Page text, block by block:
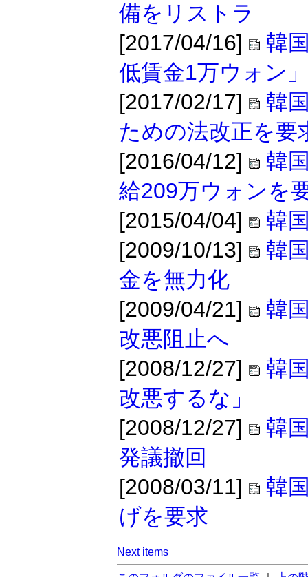
備をリストラ
[2017/04/16]
韓
低賃金1万ウォン
[2017/02/17]
韓
ための法改正を要
[2016/04/12]
韓
給209万ウォンを
[2015/04/04]
韓
[2009/10/13]
韓
金を無力化
[2009/04/21]
韓
改悪阻止へ
[2008/12/27]
韓
改悪するな」
[2008/12/27]
韓
発議撤回
[2008/03/11]
韓
げを要求
Next items